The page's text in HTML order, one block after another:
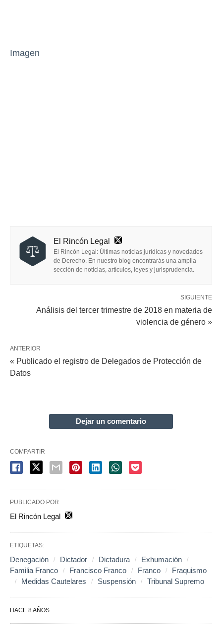
Imagen
El Rincón Legal
El Rincón Legal: Últimas noticias jurídicas y novedades
de Derecho. En nuestro blog encontrarás una amplia
sección de noticias, artículos, leyes y jurisprudencia.
SIGUIENTE
Análisis del tercer trimestre de 2018 en materia de
violencia de género »
ANTERIOR
« Publicado el registro de Delegados de Protección de
Datos
Dejar un comentario
COMPARTIR
PUBLICADO POR
El Rincón Legal
ETIQUETAS:
Denegación Dictador Dictadura
Exhumación
Familia Franco
Francisco Franco Franco
Fraquismo
Medidas Cautelares
Suspensión Tribunal Supremo
HACE 8 AÑOS